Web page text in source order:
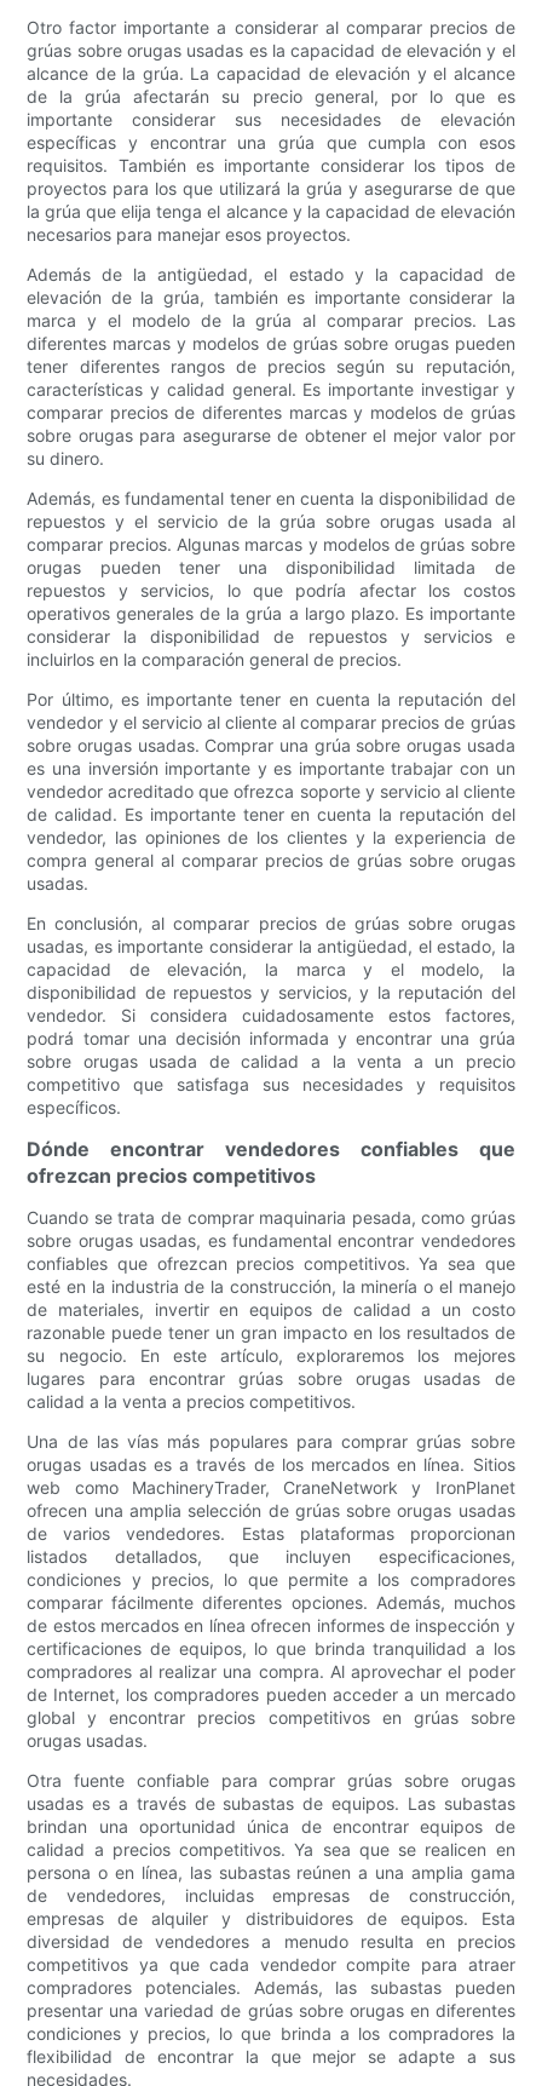
Otro factor importante a considerar al comparar precios de
grúas sobre orugas usadas es la capacidad de elevación y el
alcance de la grúa. La capacidad de elevación y el alcance
de la grúa afectarán su precio general, por lo que es
importante considerar sus necesidades de elevación
específicas y encontrar una grúa que cumpla con esos
requisitos. También es importante considerar los tipos de
proyectos para los que utilizará la grúa y asegurarse de que
la grúa que elija tenga el alcance y la capacidad de elevación
necesarios para manejar esos proyectos.
Además de la antigüedad, el estado y la capacidad de
elevación de la grúa, también es importante considerar la
marca y el modelo de la grúa al comparar precios. Las
diferentes marcas y modelos de grúas sobre orugas pueden
tener diferentes rangos de precios según su reputación,
características y calidad general. Es importante investigar y
comparar precios de diferentes marcas y modelos de grúas
sobre orugas para asegurarse de obtener el mejor valor por
su dinero.
Además, es fundamental tener en cuenta la disponibilidad de
repuestos y el servicio de la grúa sobre orugas usada al
comparar precios. Algunas marcas y modelos de grúas sobre
orugas pueden tener una disponibilidad limitada de
repuestos y servicios, lo que podría afectar los costos
operativos generales de la grúa a largo plazo. Es importante
considerar la disponibilidad de repuestos y servicios e
incluirlos en la comparación general de precios.
Por último, es importante tener en cuenta la reputación del
vendedor y el servicio al cliente al comparar precios de grúas
sobre orugas usadas. Comprar una grúa sobre orugas usada
es una inversión importante y es importante trabajar con un
vendedor acreditado que ofrezca soporte y servicio al cliente
de calidad. Es importante tener en cuenta la reputación del
vendedor, las opiniones de los clientes y la experiencia de
compra general al comparar precios de grúas sobre orugas
usadas.
En conclusión, al comparar precios de grúas sobre orugas
usadas, es importante considerar la antigüedad, el estado, la
capacidad de elevación, la marca y el modelo, la
disponibilidad de repuestos y servicios, y la reputación del
vendedor. Si considera cuidadosamente estos factores,
podrá tomar una decisión informada y encontrar una grúa
sobre orugas usada de calidad a la venta a un precio
competitivo que satisfaga sus necesidades y requisitos
específicos.
Dónde encontrar vendedores confiables que
ofrezcan precios competitivos
Cuando se trata de comprar maquinaria pesada, como grúas
sobre orugas usadas, es fundamental encontrar vendedores
confiables que ofrezcan precios competitivos. Ya sea que
esté en la industria de la construcción, la minería o el manejo
de materiales, invertir en equipos de calidad a un costo
razonable puede tener un gran impacto en los resultados de
su negocio. En este artículo, exploraremos los mejores
lugares para encontrar grúas sobre orugas usadas de
calidad a la venta a precios competitivos.
Una de las vías más populares para comprar grúas sobre
orugas usadas es a través de los mercados en línea. Sitios
web como MachineryTrader, CraneNetwork y IronPlanet
ofrecen una amplia selección de grúas sobre orugas usadas
de varios vendedores. Estas plataformas proporcionan
listados detallados, que incluyen especificaciones,
condiciones y precios, lo que permite a los compradores
comparar fácilmente diferentes opciones. Además, muchos
de estos mercados en línea ofrecen informes de inspección y
certificaciones de equipos, lo que brinda tranquilidad a los
compradores al realizar una compra. Al aprovechar el poder
de Internet, los compradores pueden acceder a un mercado
global y encontrar precios competitivos en grúas sobre
orugas usadas.
Otra fuente confiable para comprar grúas sobre orugas
usadas es a través de subastas de equipos. Las subastas
brindan una oportunidad única de encontrar equipos de
calidad a precios competitivos. Ya sea que se realicen en
persona o en línea, las subastas reúnen a una amplia gama
de vendedores, incluidas empresas de construcción,
empresas de alquiler y distribuidores de equipos. Esta
diversidad de vendedores a menudo resulta en precios
competitivos ya que cada vendedor compite para atraer
compradores potenciales. Además, las subastas pueden
presentar una variedad de grúas sobre orugas en diferentes
condiciones y precios, lo que brinda a los compradores la
flexibilidad de encontrar la que mejor se adapte a sus
necesidades.